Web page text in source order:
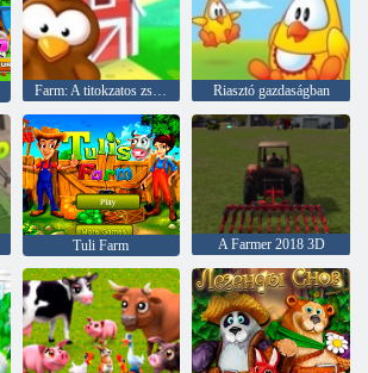
Farm: A titokzatos zselés Riasztó gazdaságban
Tuli Farm A Farmer 2018 3D